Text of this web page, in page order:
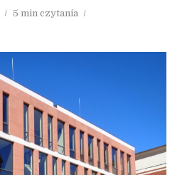
5 min czytania